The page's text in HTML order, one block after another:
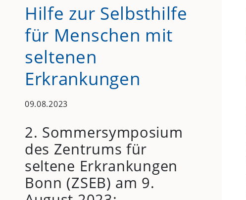
Hilfe zur Selbsthilfe
für Menschen mit
seltenen
Erkrankungen
09.08.2023
2. Sommersymposium
des Zentrums für
seltene Erkrankungen
Bonn (ZSEB) am 9.